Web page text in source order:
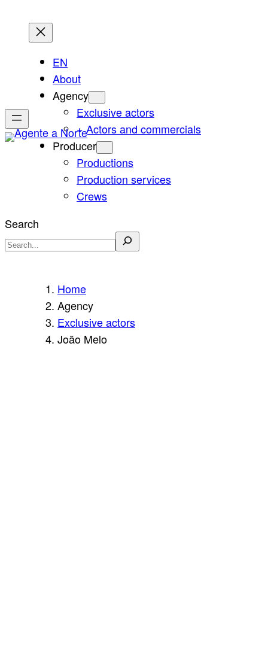
content
EN
About
Agency
Exclusive actors
+ Actors and commercials
Producer
Productions
Production services
Crews
Search
Home
Agency
Exclusive actors
João Melo